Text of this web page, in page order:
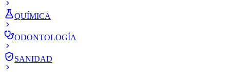
QUÍMICA
ODONTOLOGÍA
SANIDAD